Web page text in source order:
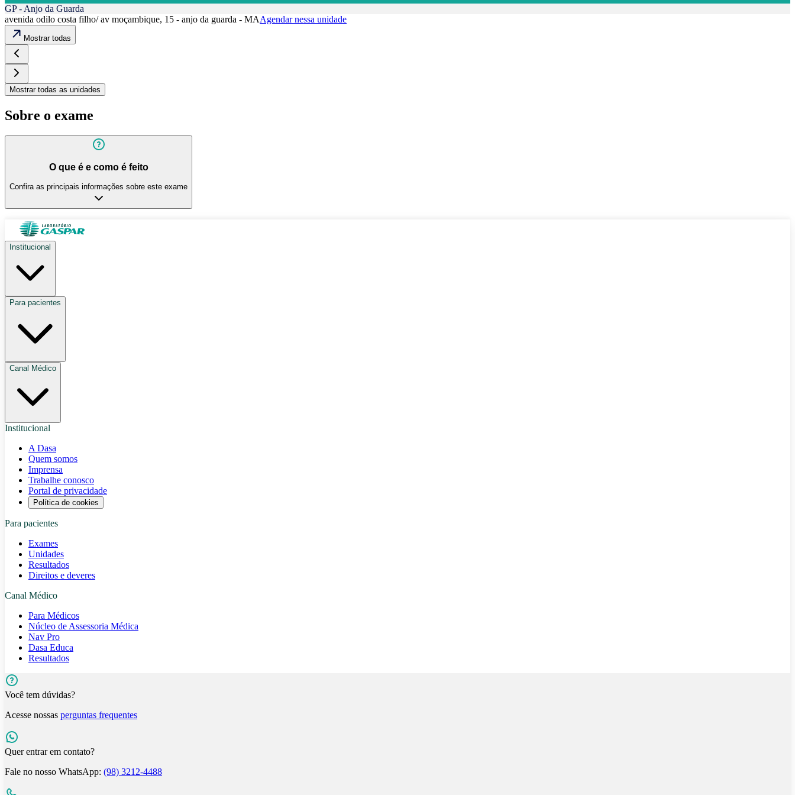
GP - Anjo da Guarda
avenida odilo costa filho/ av moçambique, 15 - anjo da guarda - MAAgendar nessa unidade
Mostrar todas
Mostrar todas as unidades
Sobre o exame
O que é e como é feito
Confira as principais informações sobre este exame
Institucional
Para pacientes
Canal Médico
Institucional
A Dasa
Quem somos
Imprensa
Trabalhe conosco
Portal de privacidade
Política de cookies
Para pacientes
Exames
Unidades
Resultados
Direitos e deveres
Canal Médico
Para Médicos
Núcleo de Assessoria Médica
Nav Pro
Dasa Educa
Resultados
Você tem dúvidas?
Acesse nossas perguntas frequentes
Quer entrar em contato?
Fale no nosso WhatsApp: (98) 3212-4488